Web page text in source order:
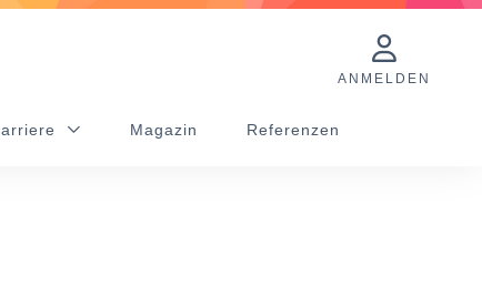
ANMELDEN
Magazin Referenzen